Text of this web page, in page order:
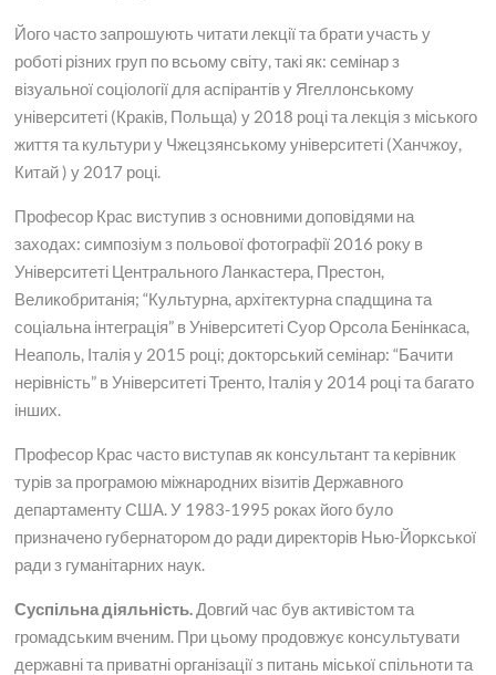
Його часто запрошують читати лекції та брати участь у
роботі різних груп по всьому світу, такі як: семінар з
візуальної соціології для аспірантів у Ягеллонському
університеті (Краків, Польща) у 2018 році та лекція з міського
життя та культури у Чжецзянському університеті (Ханчжоу,
Китай ) у 2017 році.
Професор Крас виступив з основними доповідями на
заходах: симпозіум з польової фотографії 2016 року в
Університеті Центрального Ланкастера, Престон,
Великобританія; “Культурна, архітектурна спадщина та
соціальна інтеграція” в Університеті Суор Орсола Бенінкаса,
Неаполь, Італія у 2015 році; докторський семінар: “Бачити
нерівність” в Університеті Тренто, Італія у 2014 році та багато
інших.
Професор Крас часто виступав як консультант та керівник
турів за програмою міжнародних візитів Державного
департаменту США. У 1983-1995 роках його було
призначено губернатором до ради директорів Нью-Йоркської
ради з гуманітарних наук.
Суспільна діяльність. Довгий час був активістом та
громадським вченим. При цьому продовжує консультувати
державні та приватні організації з питань міської спільноти та